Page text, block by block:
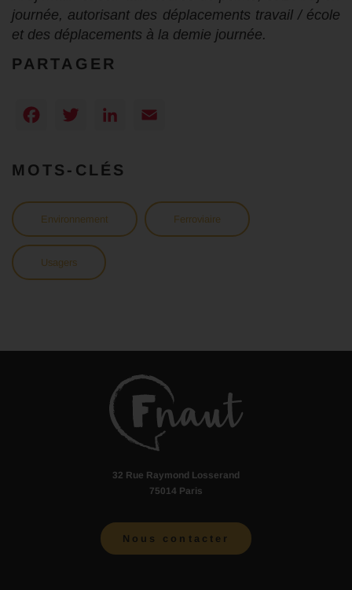
journée, autorisant des déplacements travail / école
et des déplacements à la demie journée.
PARTAGER
Facebook
TwitterLinkedIn
MOTS-CLÉS
Environnement Ferroviaire
Usagers
32 Rue Raymond Losserand
75014 Paris
Nous contacter